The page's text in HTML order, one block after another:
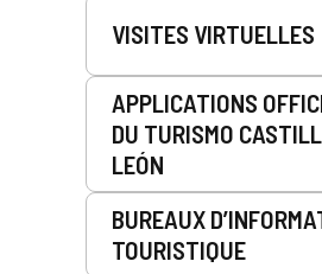
VISITES VIRTUELLES
APPLICATIONS
DU TURISMO
LEÓN
BUREAUX
TOURISTIQUE